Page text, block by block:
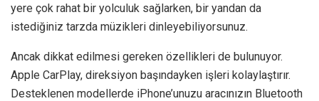
yere çok rahat bir yolculuk sağlarken, bir yandan da
istediğiniz tarzda müzikleri dinleyebiliyorsunuz.
Ancak dikkat edilmesi gereken özellikleri de bulunuyor.
Apple CarPlay, direksiyon başındayken işleri kolaylaştırır.
Desteklenen modellerde iPhone’unuzu aracınızın Bluetooth